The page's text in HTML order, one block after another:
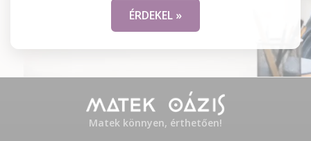
ÉRDEKEL »
Matek könnyen, érthetően!